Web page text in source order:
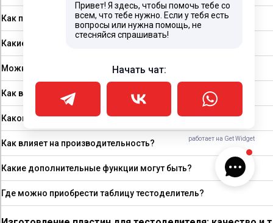
Как происходит установка?
Какие виды формовочных машин используют их?
Можно ли использовать для различных видов теста?
Как выбрать подходящие?
Каковы основные критерии качества?
Как влияет на производительность?
Какие дополнительные функции могут быть?
Где можно приобрести таблицу тестоделитель?
Привет! Я здесь, чтобы помочь тебе со
всем, что тебе нужно. Если у тебя есть
вопросы или нужна помощь, не
стесняйся спрашивать!
Начать чат:
работает на Get Widget